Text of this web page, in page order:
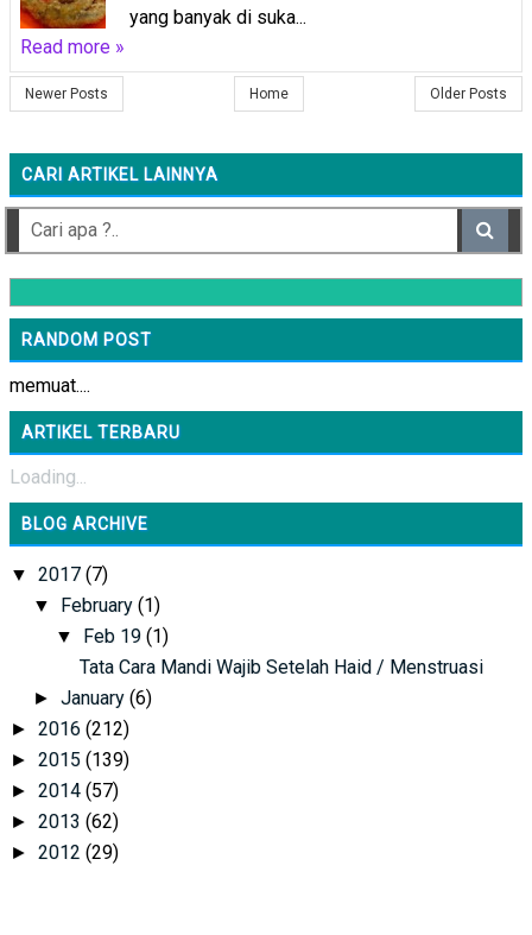
yang banyak di suka...
Read more »
Newer Posts Older Posts
Home
CARI ARTIKEL LAINNYA
RANDOM POST
memuat....
ARTIKEL TERBARU
Loading...
BLOG ARCHIVE
▼ 2017 (7)
▼ February(1)
▼ Feb 19(1)
Tata Cara Mandi Wajib Setelah Haid / Menstruasi
►January(6)
► 2016 (212)
► 2015 (139)
► 2014 (57)
► 2013 (62)
► 2012 (29)